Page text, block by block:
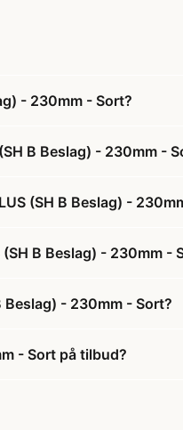
- 230mm - Sort?
B Beslag) - 230mm -
(SH B Beslag) -
B Beslag) - 230mm -
Beslag) - 230mm - Sort?
- Sort på tilbud?